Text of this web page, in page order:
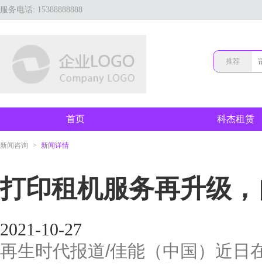
服务电话: 15388888888
推荐
首页 科杰租赁
新闻咨询 > 新闻详情
打印租机服务再升级
2021-10-27
再生时代报道/佳能（中国）近日